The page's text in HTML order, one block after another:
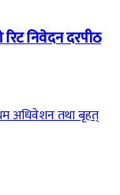
निवेदन दरपीठ